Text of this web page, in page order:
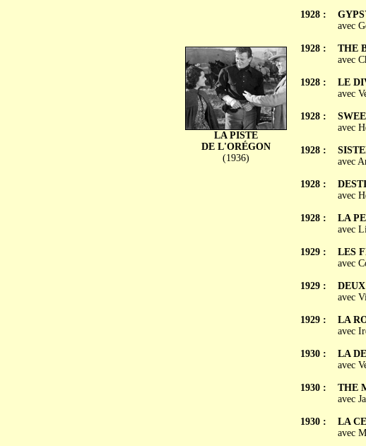
LA PISTE
DE L'ORÉGON
(1936)
1928 :
1928 :
1928 :
1928 :
1928 :
1928 :
1928 :
1929 :
1929 :
1929 :
1930 :
1930 :
1930 :
avec
THE
avec
LE
avec
avec
avec
avec
LA
avec
LES
avec
avec
LA
avec
LA
avec
THE
avec
LA
avec